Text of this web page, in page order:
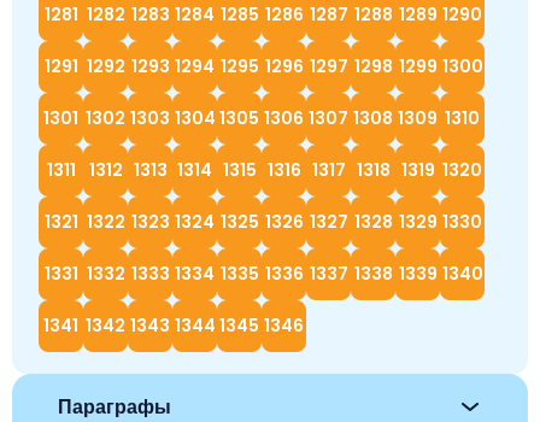
1281 1282 1283 1284 1285 1286 1287 1288 1289 1290
1291 1292 1293 1294 1295 1296 1297 1298 1299 1300
1301 1302 1303 1304 1305 1306 1307 1308 1309 1310
1311 1312 1313 1314 1315 1316 1317 1318 1319 1320
1321 1322 1323 1324 1325 1326 1327 1328 1329 1330
1331 1332 1333 1334 1335 1336 1337 1338 1339 1340
1341 1342 1343 1344 1345 1346
Параграфы